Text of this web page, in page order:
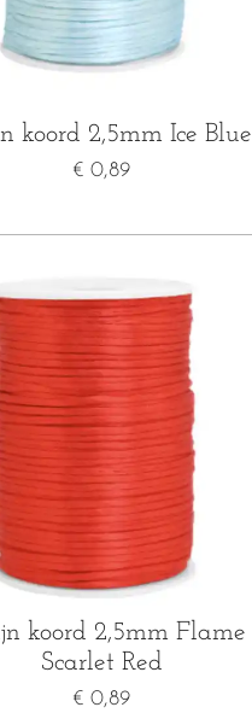
koord 2,5mm Ice Blue
€ 0,89
koord 2,5mm Flame
Scarlet Red
€ 0,89